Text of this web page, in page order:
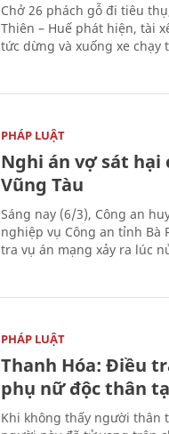
Chở 26 phách gỗ đi tiêu
Thiên – Huế phát hiện, tài
tức dừng và xuống xe chạy
PHÁP LUẬT
Nghi án vợ sát hại
Vũng Tàu
Sáng nay (6/3), Công an
nghiệp vụ Công an tỉnh Bà
tra vụ án mạng xảy ra lúc
PHÁP LUẬT
Thanh Hóa: Điều
phụ nữ độc thân
Khi không thấy người thân